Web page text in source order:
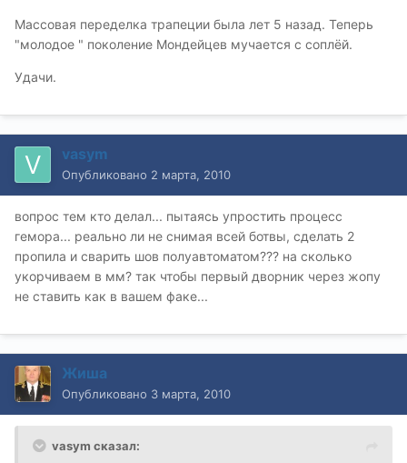
Массовая переделка трапеции была лет 5 назад. Теперь
"молодое " поколение Мондейцев мучается с соплёй.
Удачи.
vasym
Опубликовано 2 марта, 2010
вопрос тем кто делал... пытаясь упростить процесс
гемора... реально ли не снимая всей ботвы, сделать 2
пропила и сварить шов полуавтоматом??? на сколько
укорчиваем в мм? так чтобы первый дворник через жопу
не ставить как в вашем факе...
Жиша
Опубликовано 3 марта, 2010
vasym сказал: